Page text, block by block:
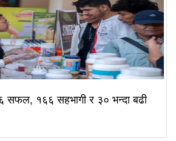
सफल, १६६ सहभागी र ३० भन्दा बढी